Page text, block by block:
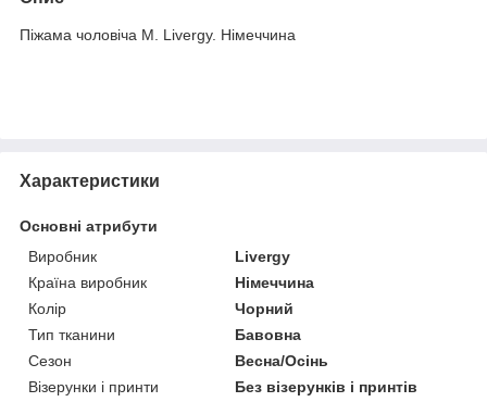
Піжама чоловіча M. Livergy. Німеччина
Характеристики
Основні атрибути
Виробник
Livergy
Країна виробник
Німеччина
Колір
Чорний
Тип тканини
Бавовна
Сезон
Весна/Осінь
Візерунки і принти
Без візерунків і принтів